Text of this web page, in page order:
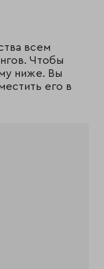
всем
Чтобы
ниже. Вы
его в